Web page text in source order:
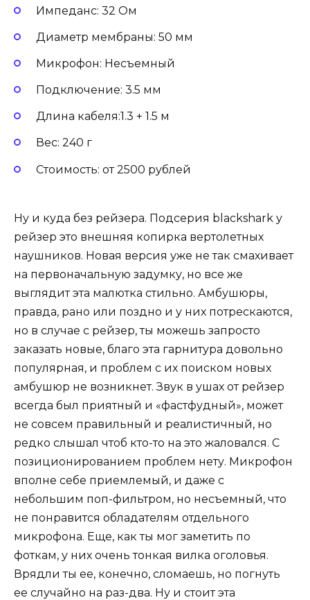
Импеданс: 32 Ом
Диаметр мембраны: 50 мм
Микрофон: Несъемный
Подключение: 3.5 мм
Длина кабеля:1.3 + 1.5 м
Вес: 240 г
Стоимость: от 2500 рублей
Ну и куда без рейзера. Подсерия blackshark у
рейзер это внешняя копирка вертолетных
наушников. Новая версия уже не так смахивает
на первоначальную задумку, но все же
выглядит эта малютка стильно. Амбушюры,
правда, рано или поздно и у них потрескаются,
но в случае с рейзер, ты можешь запросто
заказать новые, благо эта гарнитура довольно
популярная, и проблем с их поиском новых
амбушюр не возникнет. Звук в ушах от рейзер
всегда был приятный и «фастфудный», может
не совсем правильный и реалистичный, но
редко слышал чтоб кто-то на это жаловался. С
позиционированием проблем нету. Микрофон
вполне себе приемлемый, и даже с
небольшим поп-фильтром, но несъемный, что
не понравится обладателям отдельного
микрофона. Еще, как ты мог заметить по
фоткам, у них очень тонкая вилка оголовья.
Врядли ты ее, конечно, сломаешь, но погнуть
ее случайно на раз-два. Ну и стоит эта